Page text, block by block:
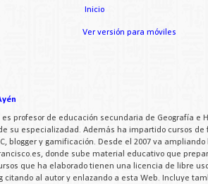
Inicio
Ver versión para móviles
es profesor de educación secundaria de Geografía e
su especializadad. Además ha impartido cursos
blogger y gamificación. Desde el 2007 va
donde sube material educativo que
que ha elaborado tienen una licencia de libre
citando al autor y enlazando a esta Web. Incluye